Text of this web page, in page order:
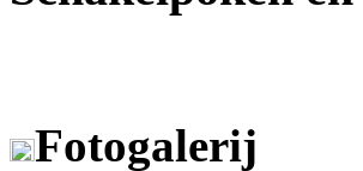
Fotogalerij